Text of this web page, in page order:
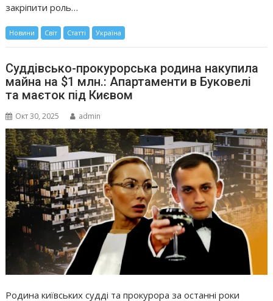
закріпити роль…
Новини Світ Статті Україна
Суддівсько-прокурорська родина накупила
майна на $1 млн.: Апартаменти в Буковелі
та маєток під Києвом
Окт 30, 2025 admin
Родина київських судді та прокурора за останні роки